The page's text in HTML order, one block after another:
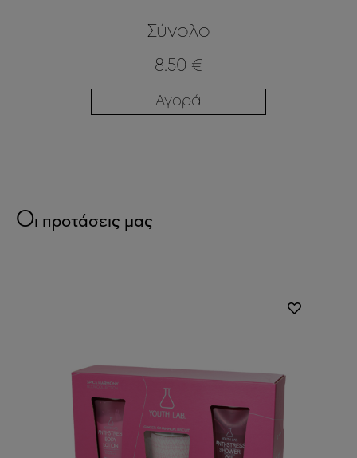
Σύνολο
8.50 €
Αγορά
Οι προτάσεις μας